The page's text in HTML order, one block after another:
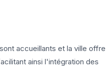
accueillants et la ville offre
ainsi l'intégration des